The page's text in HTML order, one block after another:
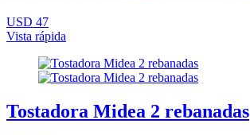
USD 47
Vista rápida
Tostadora Midea 2 rebanadas